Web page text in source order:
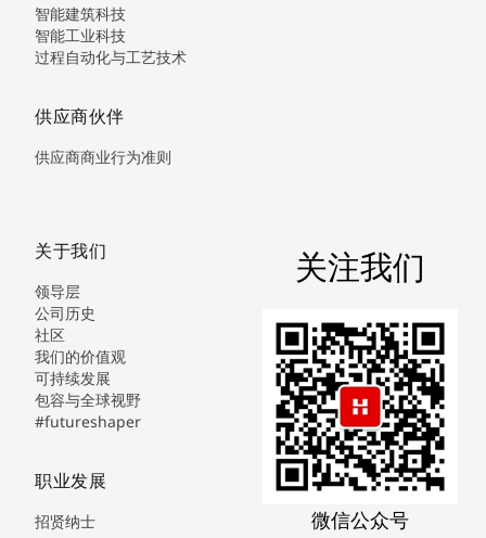
智能建筑科技
智能工业科技
过程自动化与工艺技术
供应商伙伴
供应商商业行为准则
关于我们
领导层
公司历史
社区
我们的价值观
可持续发展
包容与全球视野
#futureshaper
职业发展
招贤纳士
关注我们
微信公众号